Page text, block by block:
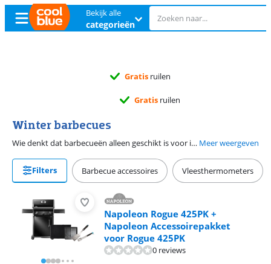
Bekijk alle
categorieën
11 échte winkels
11 échte winkels
Winter barbecues
Wie denkt dat barbecueën alleen geschikt is voor in de zomer, heeft het mis. We geven je een overzicht van alle barbecues die geschikt zijn voor een winterbarbecue. Winter BBQ's zijn bestand tegen koude temperaturen en zijn afsluitbaar waardoor ze goed de warmte binnen houden. Meer weergeven
Filters Barbecue accessoires Vleesthermometers
Napoleon Rogue 425PK +
Napoleon Accessoirepakket
voor Rogue 425PK
0 reviews